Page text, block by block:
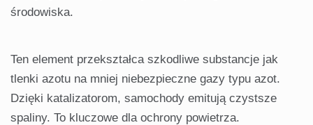
środowiska.
Ten element przekształca szkodliwe substancje jak
tlenki azotu na mniej niebezpieczne gazy typu azot.
Dzięki katalizatorom, samochody emitują czystsze
spaliny. To kluczowe dla ochrony powietrza.